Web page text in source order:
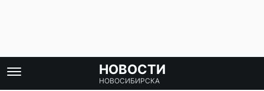
НОВОСТИ
НОВОСИБИРСКА